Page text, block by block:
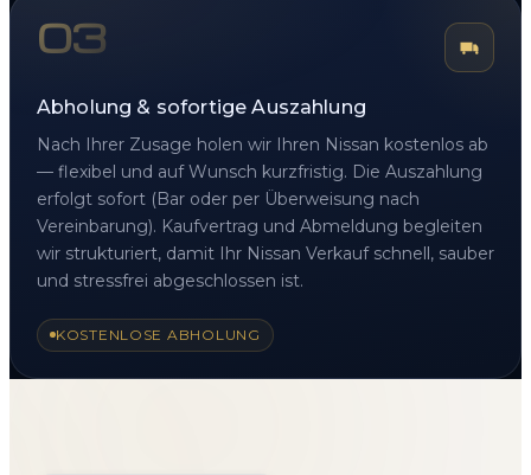
03
Abholung & sofortige Auszahlung
Nach Ihrer Zusage holen wir Ihren Nissan kostenlos ab
— flexibel und auf Wunsch kurzfristig. Die Auszahlung
erfolgt sofort (Bar oder per Überweisung nach
Vereinbarung). Kaufvertrag und Abmeldung begleiten
wir strukturiert, damit Ihr Nissan Verkauf schnell, sauber
und stressfrei abgeschlossen ist.
KOSTENLOSE ABHOLUNG